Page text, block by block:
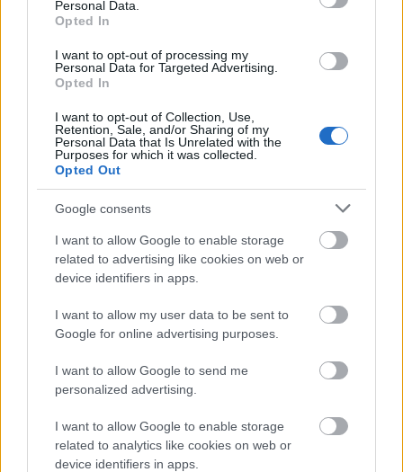
Personal Data.
Opted In
I want to opt-out of processing my
Personal Data for Targeted Advertising.
Opted In
I want to opt-out of Collection, Use,
Retention, Sale, and/or Sharing of my
Personal Data that Is Unrelated with the
Purposes for which it was collected.
Opted Out
Google consents
I want to allow Google to enable storage
related to advertising like cookies on web or
device identifiers in apps.
I want to allow my user data to be sent to
Google for online advertising purposes.
I want to allow Google to send me
personalized advertising.
I want to allow Google to enable storage
related to analytics like cookies on web or
device identifiers in apps.
részlet)
Az új hirdetési formával a Közösségi Televízió is
foglalkozott. Albert Ferencet, a Pannon Volán
igazgatóhelyettesét Zárai Tibor kérdezte a televízió
stúdiójának szomszédságában, a Nevelési Központ
buszvégállomáson.